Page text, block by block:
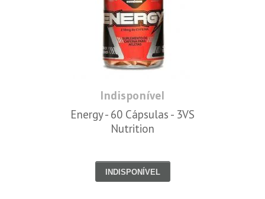
Indisponível
Energy - 60 Cápsulas - 3VS
Nutrition
INDISPONÍVEL